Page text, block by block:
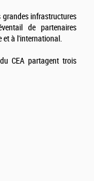
infrastructures
de partenaires
et à l'international.
CEA partagent trois